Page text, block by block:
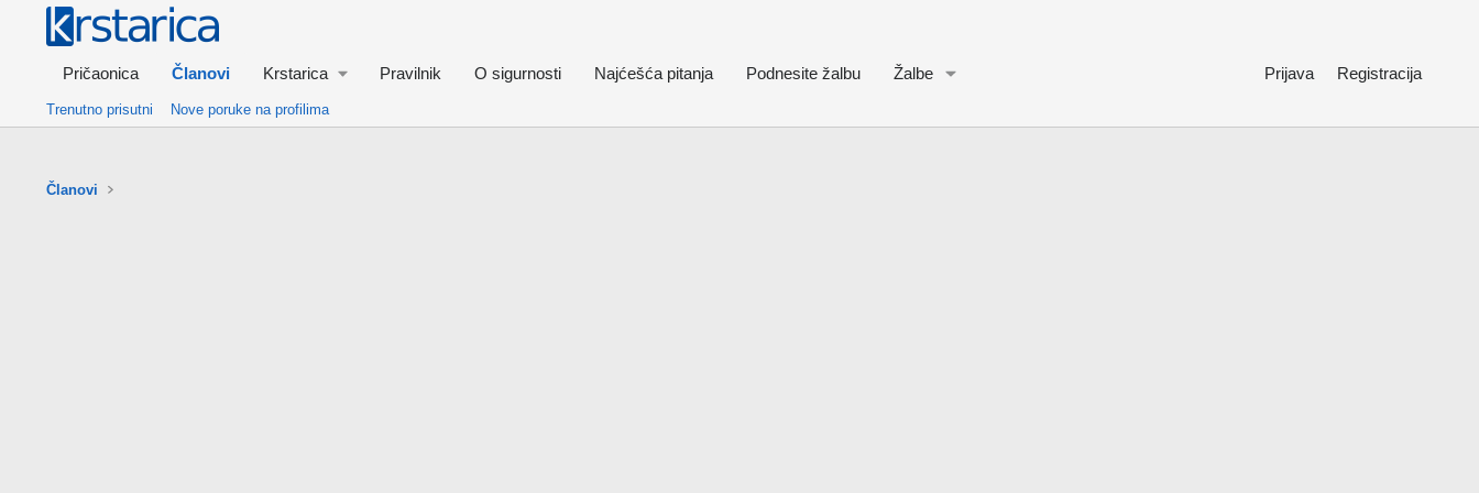
Pričaonica Članovi Krstarica Pravilnik O sigurnosti Najćešća pitanja Podnesite žalbu Žalbe Prijava Registracija
Trenutno prisutni Nove poruke na profilima
Članovi